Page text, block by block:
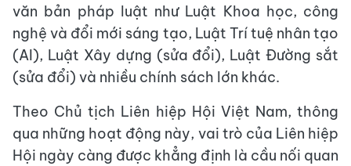
văn bản pháp luật như Luật Khoa học, công
nghệ và đổi mới sáng tạo, Luật Trí tuệ nhân tạo
(AI), Luật Xây dựng (sửa đổi), Luật Đường sắt
(sửa đổi) và nhiều chính sách lớn khác.
Theo Chủ tịch Liên hiệp Hội Việt Nam, thông
qua những hoạt động này, vai trò của Liên hiệp
Hội ngày càng được khẳng định là cầu nối quan